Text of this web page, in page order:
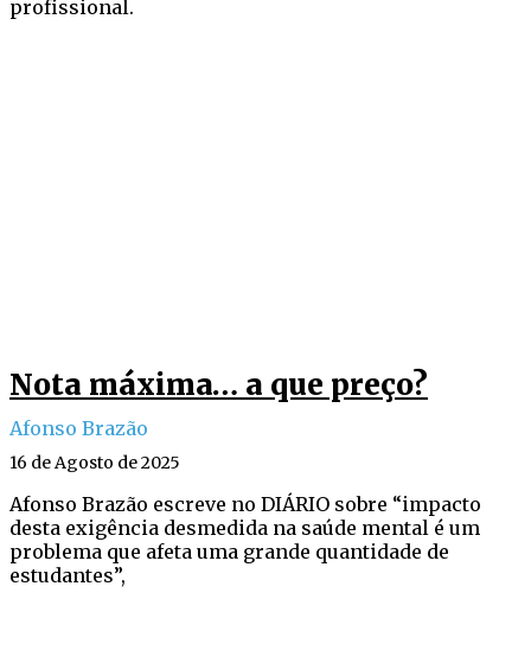
profissional.
Nota máxima… a que preço?
Afonso Brazão
16 de Agosto de 2025
Afonso Brazão escreve no DIÁRIO sobre “impacto
desta exigência desmedida na saúde mental é um
problema que afeta uma grande quantidade de
estudantes”,